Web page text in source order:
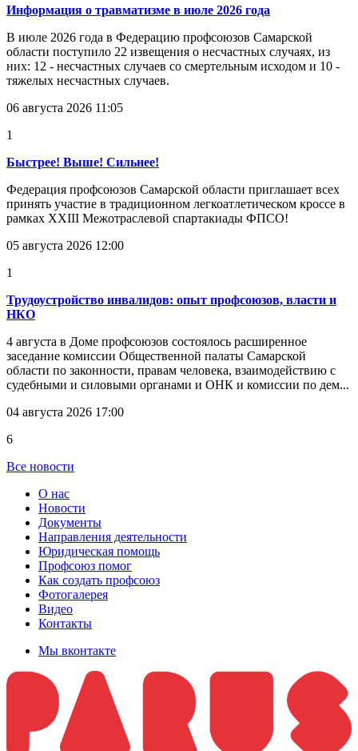
Информация о травматизме в июле 2026 года
В июле 2026 года в Федерацию профсоюзов Самарской
области поступило 22 извещения о несчастных случаях, из
них: 12 - несчастных случаев со смертельным исходом и 10 -
тяжелых несчастных случаев.
06 августа 2026 11:05
1
Быстрее! Выше! Сильнее!
Федерация профсоюзов Самарской области приглашает всех
принять участие в традиционном легкоатлетическом кроссе в
рамках XXIII Межотраслевой спартакиады ФПСО!
05 августа 2026 12:00
1
Трудоустройство инвалидов: опыт профсоюзов, власти и
НКО
4 августа в Доме профсоюзов состоялось расширенное
заседание комиссии Общественной палаты Самарской
области по законности, правам человека, взаимодействию с
судебными и силовыми органами и ОНК и комиссии по дем...
04 августа 2026 17:00
6
Все новости
О нас
Новости
Документы
Направления деятельности
Юридическая помощь
Профсоюз помог
Как создать профсоюз
Фотогалерея
Видео
Контакты
Мы вконтакте